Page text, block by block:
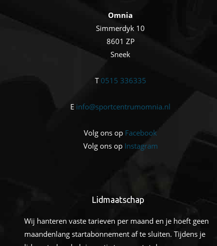
Omnia
Simmerdyk 10
8601 ZP
Sneek
T0515 336335
E info@sportcentrumomnia.nl
Volg ons op Facebook
Volg ons op Instagram
Lidmaatschap
Wij hanteren vaste tarieven per maand en je hoeft geen
maandenlang startabonnement af te sluiten. Tijdens je